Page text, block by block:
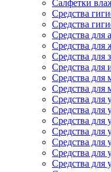
Салфетки
Средства
Средства
Средства для
Средства для
Средства для
Средства для
Средства для
Средства для
Средства для
Средства для
Средства для
Средства для
Средства для
Средства для
Средства для